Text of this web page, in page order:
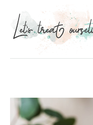
Portfolio